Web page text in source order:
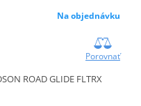
Na objednávku
Porovnať
ROAD GLIDE FLTRX